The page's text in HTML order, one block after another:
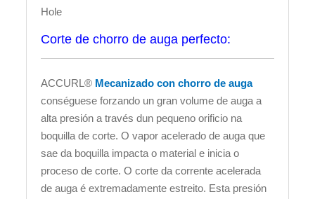
Hole
Corte de chorro de auga perfecto:
ACCURL® Mecanizado con chorro de auga
conséguese forzando un gran volume de auga a
alta presión a través dun pequeno orificio na
boquilla de corte. O vapor acelerado de auga que
sae da boquilla impacta o material e inicia o
proceso de corte. O corte da corrente acelerada
de auga é extremadamente estreito. Esta presión